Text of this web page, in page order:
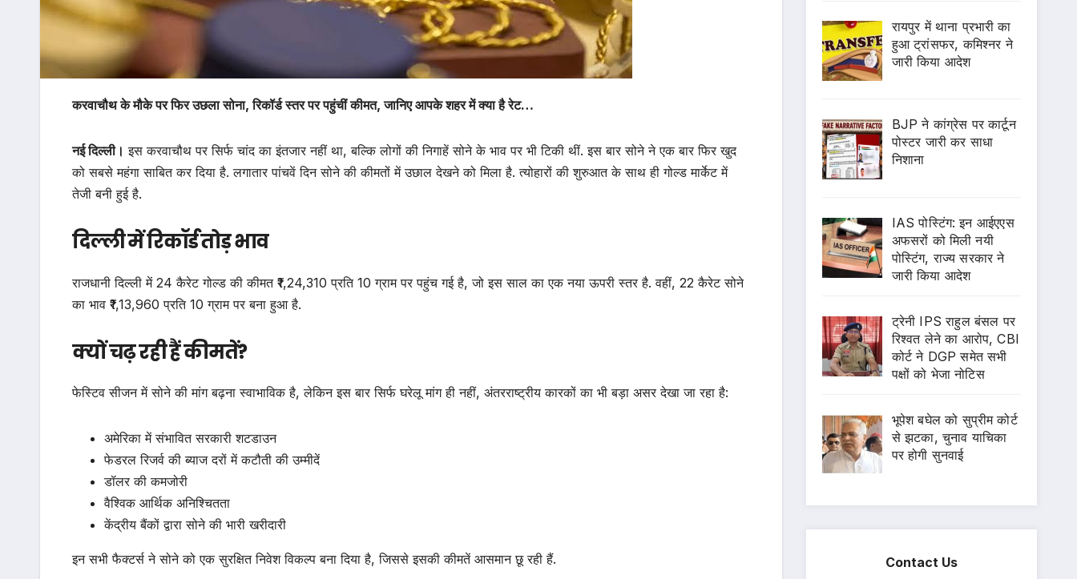
करवाचौथ के मौके पर फिर उछला सोना, रिकॉर्ड स्तर पर पहुंचीं कीमत, जानिए आपके शहर में क्या है रेट…
नई दिल्ली। इस करवाचौथ पर सिर्फ चांद का इंतजार नहीं था, बल्कि लोगों की निगाहें सोने के भाव पर भी टिकी थीं. इस बार सोने ने एक बार फिर खुद
को सबसे महंगा साबित कर दिया है. लगातार पांचवें दिन सोने की कीमतों में उछाल देखने को मिला है. त्योहारों की शुरुआत के साथ ही गोल्ड मार्केट में
तेजी बनी हुई है.
दिल्ली में रिकॉर्ड तोड़ भाव
राजधानी दिल्ली में 24 कैरेट गोल्ड की कीमत ₹1,24,310 प्रति 10 ग्राम पर पहुंच गई है, जो इस साल का एक नया ऊपरी स्तर है. वहीं, 22 कैरेट सोने
का भाव ₹1,13,960 प्रति 10 ग्राम पर बना हुआ है.
क्यों चढ़ रही हैं कीमतें?
फेस्टिव सीजन में सोने की मांग बढ़ना स्वाभाविक है, लेकिन इस बार सिर्फ घरेलू मांग ही नहीं, अंतरराष्ट्रीय कारकों का भी बड़ा असर देखा जा रहा है:
अमेरिका में संभावित सरकारी शटडाउन
फेडरल रिजर्व की ब्याज दरों में कटौती की उम्मीदें
डॉलर की कमजोरी
वैश्विक आर्थिक अनिश्चितता
केंद्रीय बैंकों द्वारा सोने की भारी खरीदारी
इन सभी फैक्टर्स ने सोने को एक सुरक्षित निवेश विकल्प बना दिया है, जिससे इसकी कीमतें आसमान छू रही हैं.
रायपुर में थाना प्रभारी का
हुआ ट्रांसफर, कमिश्नर ने
जारी किया आदेश
BJP ने कांग्रेस पर कार्टून
पोस्टर जारी कर साधा
निशाना
IAS पोस्टिंग: इन आईएएस
अफसरों को मिली नयी
पोस्टिंग, राज्य सरकार ने
जारी किया आदेश
ट्रेनी IPS राहुल बंसल पर
रिश्वत लेने का आरोप, CBI
कोर्ट ने DGP समेत सभी
पक्षों को भेजा नोटिस
भूपेश बघेल को सुप्रीम कोर्ट
से झटका, चुनाव याचिका
पर होगी सुनवाई
Contact Us